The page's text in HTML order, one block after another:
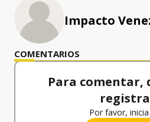
Impacto
COMENTARIOS
Para comentar,
Por favor,